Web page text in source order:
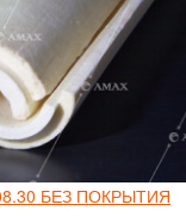
БЕЗ ПОКРЫТИЯ